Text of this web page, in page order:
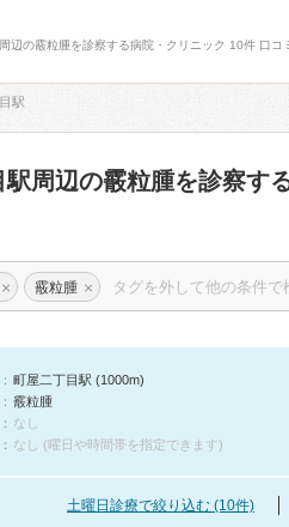
辺の霰粒腫を診察する病院・クリニック 10件 口コ
駅
駅周辺の霰粒腫を診察す
× 霰粒腫 ×
町屋二丁目駅 (1000m)
霰粒腫
なし
なし (曜日や時間帯を指定できます)
土曜日診療で絞り込む (10件)